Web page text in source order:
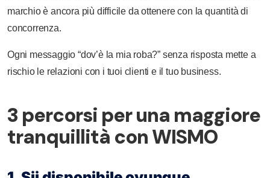
marchio è ancora più difficile da ottenere con la quantità di
concorrenza.
Ogni messaggio “dov’è la mia roba?” senza risposta mette a
rischio le relazioni con i tuoi clienti e il tuo business.
3 percorsi per una maggiore
tranquillità con WISMO